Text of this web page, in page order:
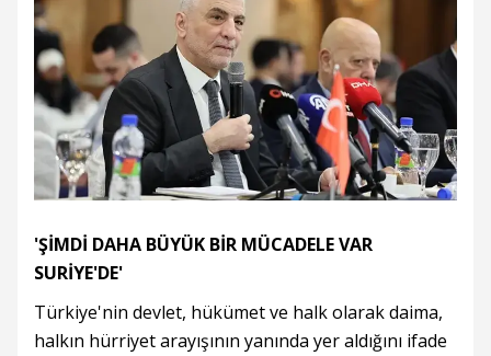
'ŞİMDİ DAHA BÜYÜK BİR MÜCADELE VAR
SURİYE'DE'
Türkiye'nin devlet, hükümet ve halk olarak daima,
halkın hürriyet arayışının yanında yer aldığını ifade